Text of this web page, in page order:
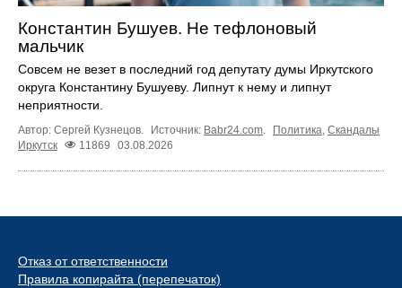
Константин Бушуев. Не тефлоновый
мальчик
Совсем не везет в последний год депутату думы Иркутского
округа Константину Бушуеву. Липнут к нему и липнут
неприятности.
Автор: Сергей Кузнецов. Источник: Babr24.com. Политика, Скандалы
Иркутск
11869 03.08.2026
Отказ от ответственности
Правила копирайта (перепечаток)